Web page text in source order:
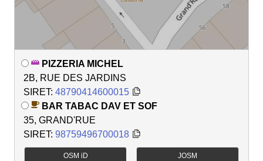
PIZZERIA MICHEL
2B, RUE DES JARDINS
SIRET: 48790414600015
BAR TABAC DAV ET SOF
35, GRAND'RUE
SIRET: 98759496700018
OSM iD JOSM